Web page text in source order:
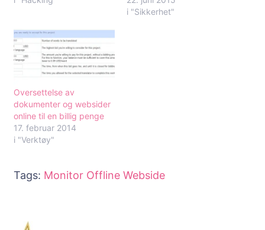
i "Sikkerhet"
Oversettelse av
dokumenter og websider
online til en billig penge
17. februar 2014
i "Verktøy"
Tags: Monitor Offline Webside
Innleggsnavigering